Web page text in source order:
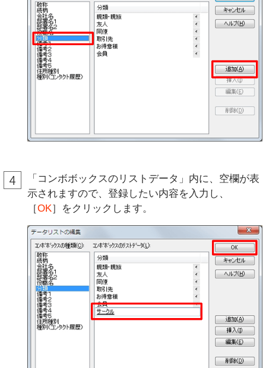
「コンボボックスのリストデータ」内に、空欄が表
示されますので、登録したい内容を入力し、
［OK］をクリックします。